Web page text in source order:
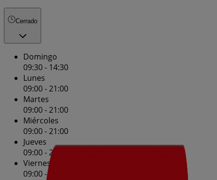
Cerrado
Domingo
09:30 - 14:30
Lunes
09:00 - 21:00
Martes
09:00 - 21:00
Miércoles
09:00 - 21:00
Jueves
09:00 - 21:00
Viernes
09:00 - 21:00